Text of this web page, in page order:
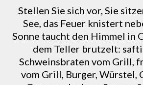
Stellen Sie sich vor, Sie
See, das Feuer knistert
Sonne taucht den Himmel in
dem Teller brutzelt:
Schweinsbraten vom Grill,
vom Grill, Burger,